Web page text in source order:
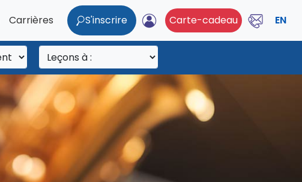
Carrières S'inscrire Carte-cadeau EN